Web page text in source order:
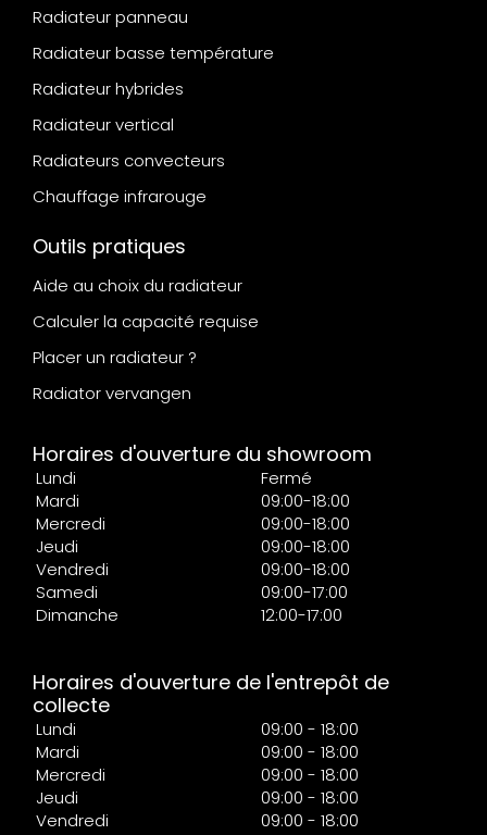
Radiateur panneau
Radiateur basse température
Radiateur hybrides
Radiateur vertical
Radiateurs convecteurs
Chauffage infrarouge
Outils pratiques
Aide au choix du radiateur
Calculer la capacité requise
Placer un radiateur ?
Radiator vervangen
Horaires d'ouverture du showroom
Lundi
Fermé
Mardi
09:00-18:00
Mercredi
09:00-18:00
Jeudi
09:00-18:00
Vendredi
09:00-18:00
Samedi
09:00-17:00
Dimanche
12:00-17:00
Horaires d'ouverture de l'entrepôt de
collecte
Lundi
09:00 - 18:00
Mardi
09:00 - 18:00
Mercredi
09:00 - 18:00
Jeudi
09:00 - 18:00
Vendredi
09:00 - 18:00